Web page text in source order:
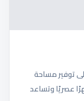
توفير مساحة
عصريًا وتساعد